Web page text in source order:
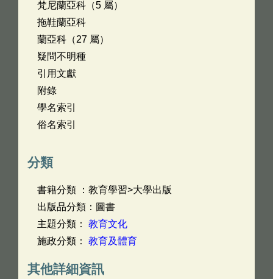
梵尼蘭亞科（5 屬）
拖鞋蘭亞科
蘭亞科（27 屬）
疑問不明種
引用文獻
附錄
學名索引
俗名索引
分類
書籍分類 ：教育學習>大學出版
出版品分類：圖書
主題分類： 教育文化
施政分類： 教育及體育
其他詳細資訊